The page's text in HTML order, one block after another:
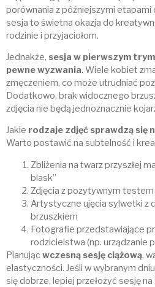
porównania z późniejszymi etapami
sesja to świetna okazja do
rodzinie i przyjaciołom.
Jednakże, sesja w pierwszym
pewne wyzwania. Wiele kobiet
zmęczeniem, co może utrudniać
Dodatkowo, brak widocznego
zdjęcia nie będą jednoznacznie
Jakie rodzaje zdjęć sprawdzą się
Warto postawić na subtelność i
Zbliżenia na twarz przyszłej
blask”
Zdjęcia z pozytywnym testem
Artystyczne ujęcia sylwetki z
brzuszkiem
Fotografie przedstawiające
rodzicielstwa (np. urządzanie
Planującwczesną sesję ciążową,
elastyczności. Jeśli w wybranym
się dobrze, lepiej przełożyć sesję